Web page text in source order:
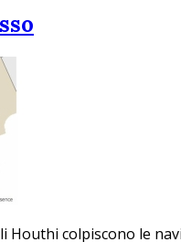
Houthi colpiscono le